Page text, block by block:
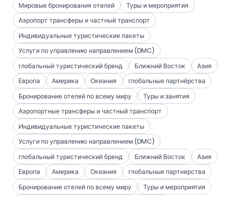
Мировые бронирования отелей
Туры и мероприятия
Аэропорт трансферы и частный транспорт
Индивидуальные туристические пакеты
Услуги по управлению направлением (DMC)
глобальный туристический бренд
Ближний Восток
Азия
Европа
Америка Океания
глобальные партнёрства
Бронирование отелей по всему миру
Туры и занятия
Аэропортные трансферы и частный транспорт
Индивидуальные туристические пакеты
Услуги по управлению направлением (DMC)
глобальный туристический бренд
Ближний Восток
Азия
Европа
Америка Океания
глобальные партнерства
Бронирование отелей по всему миру
Туры и мероприятия